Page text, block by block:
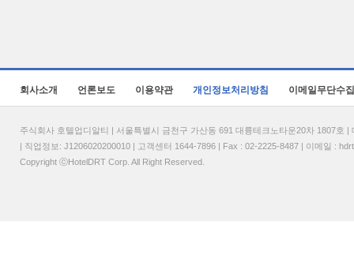
회사소개 언론보도 이용약관 개인정보처리방침 이메일무단수
주식회사 호텔업디알티 | 서울특별시 금천구 가산동 691 대륭테크노타운20차 1807
| 직업정보: J1206020200010 | 고객센터 1644-7896 | Fax : 02-2225-8487 | 이메일 :
Copyright ⓒHotelDRT Corp. All Right Reserved.